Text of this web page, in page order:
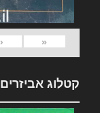
«
‹
קטלוג אביזרים 1981 Jeep